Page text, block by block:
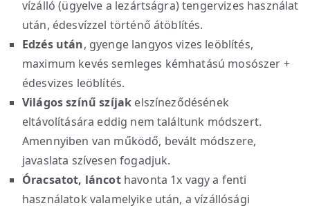
vízálló (ügyelve a lezártságra) tengervizes használat
után, édesvízzel történő átöblítés.
Edzés után, gyenge langyos vizes leöblítés,
maximum kevés semleges kémhatású mosószer +
édesvizes leöblítés.
Világos színű szíjak elszíneződésének
eltávolítására eddig nem találtunk módszert.
Amennyiben van működő, bevált módszere,
javaslata szívesen fogadjuk.
Óracsatot, láncothavonta 1x vagy a fenti
használatok valamelyike után, a vízállósági